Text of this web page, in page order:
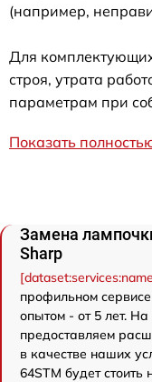
(например,
Для
строя, утрата
параметрам при
Показать
Замена
Sharp
профильном
опытом - от 5 лет.
предоставляем
в качестве наших
64STM будет